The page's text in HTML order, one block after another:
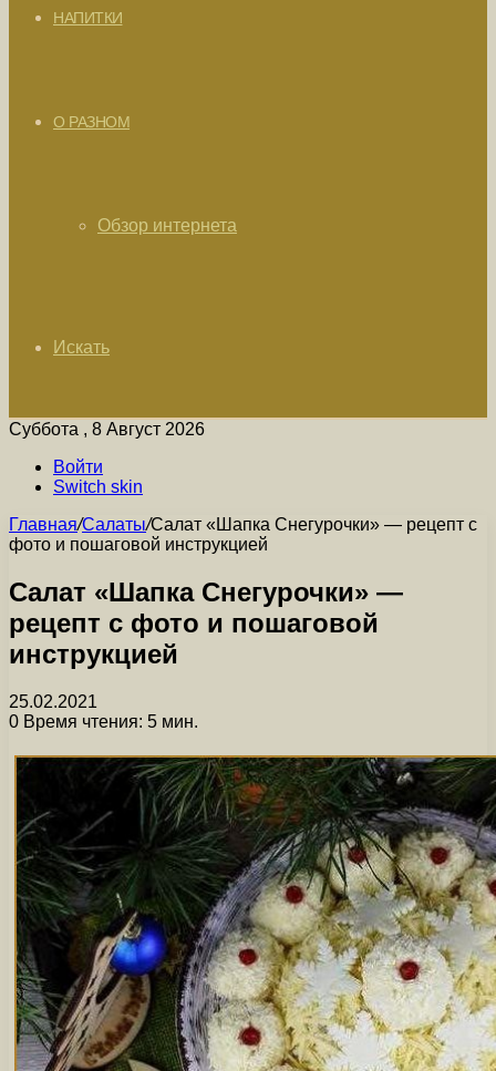
НАПИТКИ
О РАЗНОМ
Обзор интернета
Искать
Суббота , 8 Август 2026
Войти
Switch skin
Главная/Салаты/Салат «Шапка Снегурочки» — рецепт с
фото и пошаговой инструкцией
Салат «Шапка Снегурочки» —
рецепт с фото и пошаговой
инструкцией
25.02.2021
0 Время чтения: 5 мин.